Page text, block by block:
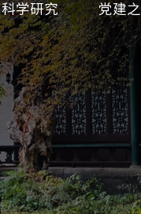
科学研究 党建